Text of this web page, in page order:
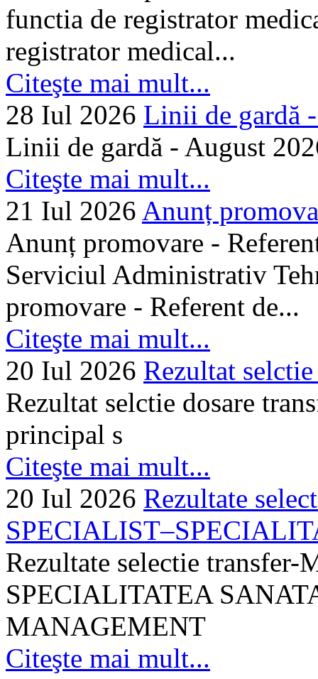
functia de registrator
registrator medical...
Citeşte mai mult...
28 Iul 2026 Linii de gardă
Linii de gardă - August
Citeşte mai mult...
21 Iul 2026 Anunț
Anunț promovare -
Serviciul Administrativ
promovare - Referent de...
Citeşte mai mult...
20 Iul 2026 Rezultat
Rezultat selctie dosare
principal s
Citeşte mai mult...
20 Iul 2026 Rezultate
Rezultate selectie
SPECIALITATEA
MANAGEMENT
Citeşte mai mult...